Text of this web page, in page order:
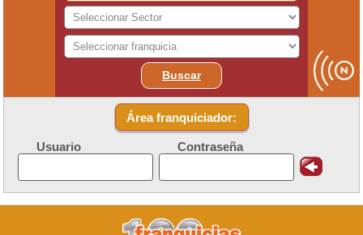
Buscar
Área franquiciador:
Usuario Contraseña